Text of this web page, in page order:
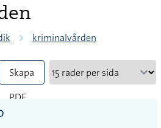
kriminalvården
Skapa
PDF